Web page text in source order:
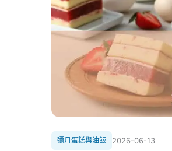
彌月蛋糕與油飯 2026-06-13